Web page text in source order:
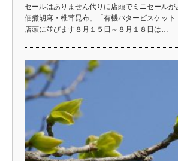
セールはありません代りに店頭でミニセール
佃煮胡麻・椎茸昆布」「有機バタービスケッ
店頭に並びます８月１５日～８月１８日は…